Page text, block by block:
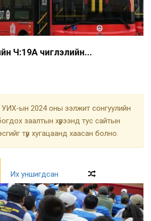
Ч:19А чиглэлийн...
ын 2024 оны ээлжит сонгуулийн
заалтын хүрээнд тус сайтын
түр хугацаанд хаасан болно.
Их уншигдсан